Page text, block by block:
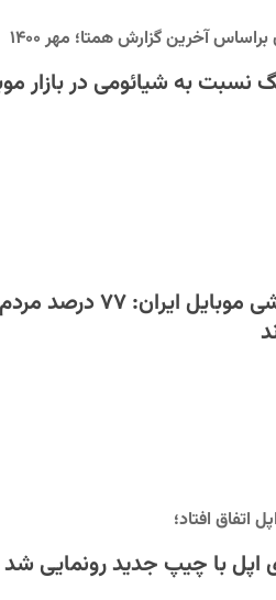
آخرین گزارش همتا؛ مهر ۱۴۰۰
نسبت به شیائومی در بازار
گزارش موبونیوز از بازار گوشی موبایل ایران:‌ ۷۷ درصد مردم
با چیپ جدید رونمایی شد